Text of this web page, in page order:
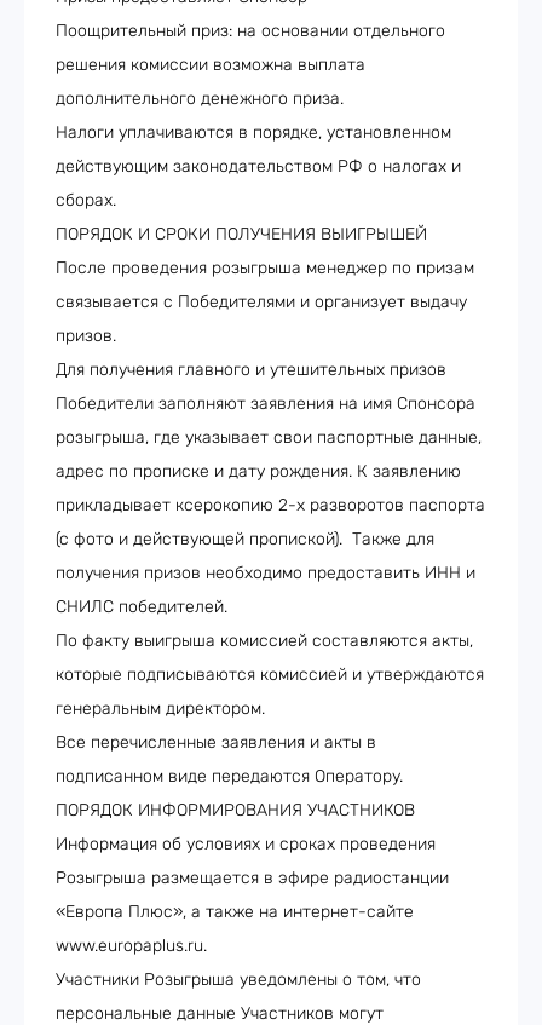
Поощрительный приз: на основании отдельного
решения комиссии возможна выплата
дополнительного денежного приза.
Налоги уплачиваются в порядке, установленном
действующим законодательством РФ о налогах и
сборах.
ПОРЯДОК И СРОКИ ПОЛУЧЕНИЯ ВЫИГРЫШЕЙ
После проведения розыгрыша менеджер по призам
связывается с Победителями и организует выдачу
призов.
Для получения главного и утешительных призов
Победители заполняют заявления на имя Спонсора
розыгрыша, где указывает свои паспортные данные,
адрес по прописке и дату рождения. К заявлению
прикладывает ксерокопию 2-х разворотов паспорта
(с фото и действующей пропиской). Также для
получения призов необходимо предоставить ИНН и
СНИЛС победителей.
По факту выигрыша комиссией составляются акты,
которые подписываются комиссией и утверждаются
генеральным директором.
Все перечисленные заявления и акты в
подписанном виде передаются Оператору.
ПОРЯДОК ИНФОРМИРОВАНИЯ УЧАСТНИКОВ
Информация об условиях и сроках проведения
Розыгрыша размещается в эфире радиостанции
«Европа Плюс», а также на интернет-сайте
www.europaplus.ru.
Участники Розыгрыша уведомлены о том, что
персональные данные Участников могут